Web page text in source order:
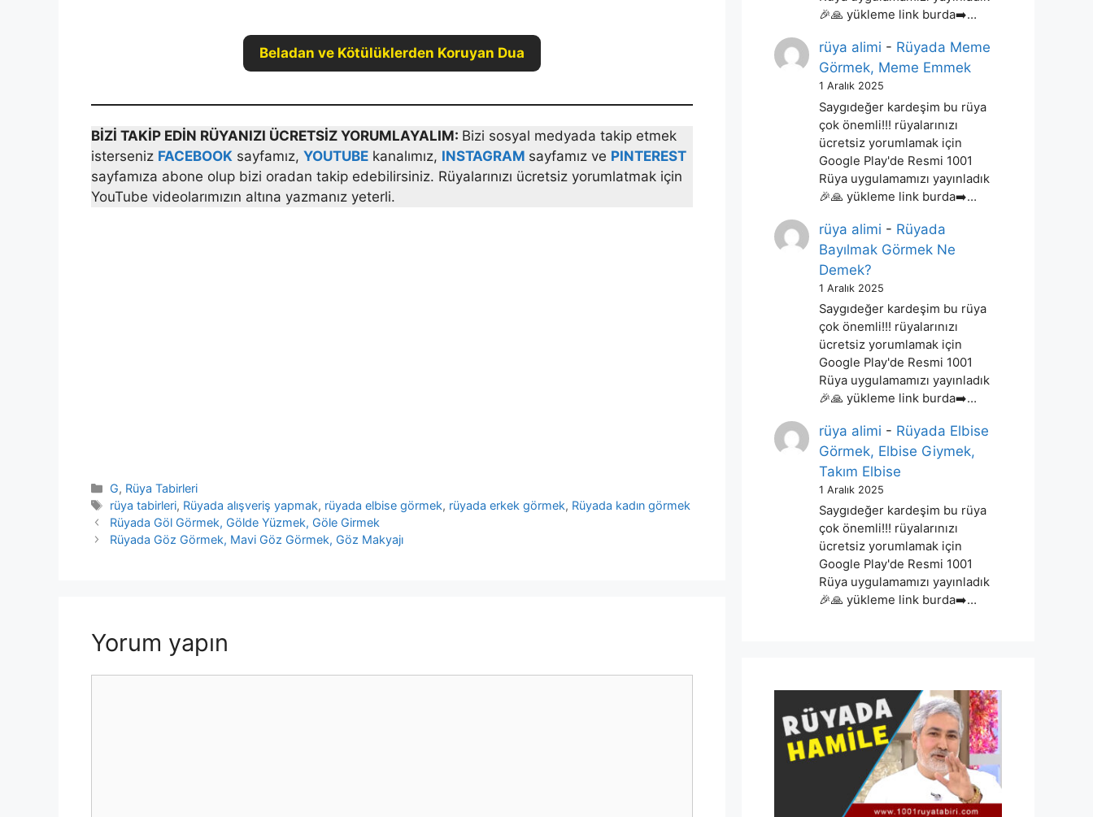
Beladan ve Kötülüklerden Koruyan Dua
BİZİ TAKİP EDİN RÜYANIZI ÜCRETSİZ YORUMLAYALIM: Bizi sosyal medyada takip etmek
isterseniz FACEBOOK sayfamız, YOUTUBE kanalımız, INSTAGRAM sayfamız ve PINTEREST
sayfamıza abone olup bizi oradan takip edebilirsiniz. Rüyalarınızı ücretsiz yorumlatmak için
YouTube videolarımızın altına yazmanız yeterli.
Kategoriler
G, Rüya Tabirleri
Etiketler
rüya tabirleri, Rüyada alışveriş yapmak, rüyada elbise görmek, rüyada erkek görmek, Rüyada kadın görmek
Rüyada Göl Görmek, Gölde Yüzmek, Göle Girmek
Rüyada Göz Görmek, Mavi Göz Görmek, Göz Makyajı
Yorum yapın
🎉🙏 yükleme link burda➡️…
rüya alimi - Rüyada Meme
Görmek, Meme Emmek
1 Aralık 2025
Saygıdeğer kardeşim bu rüya
çok önemli!!! rüyalarınızı
ücretsiz yorumlamak için
Google Play'de Resmi 1001
Rüya uygulamamızı yayınladık
🎉🙏 yükleme link burda➡️…
rüya alimi - Rüyada
Bayılmak Görmek Ne
Demek?
1 Aralık 2025
Saygıdeğer kardeşim bu rüya
çok önemli!!! rüyalarınızı
ücretsiz yorumlamak için
Google Play'de Resmi 1001
Rüya uygulamamızı yayınladık
🎉🙏 yükleme link burda➡️…
rüya alimi - Rüyada Elbise
Görmek, Elbise Giymek,
Takım Elbise
1 Aralık 2025
Saygıdeğer kardeşim bu rüya
çok önemli!!! rüyalarınızı
ücretsiz yorumlamak için
Google Play'de Resmi 1001
Rüya uygulamamızı yayınladık
🎉🙏 yükleme link burda➡️…